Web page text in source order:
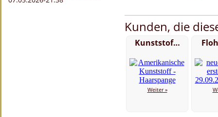
Kunden, die
Kunststof…
Weiter »